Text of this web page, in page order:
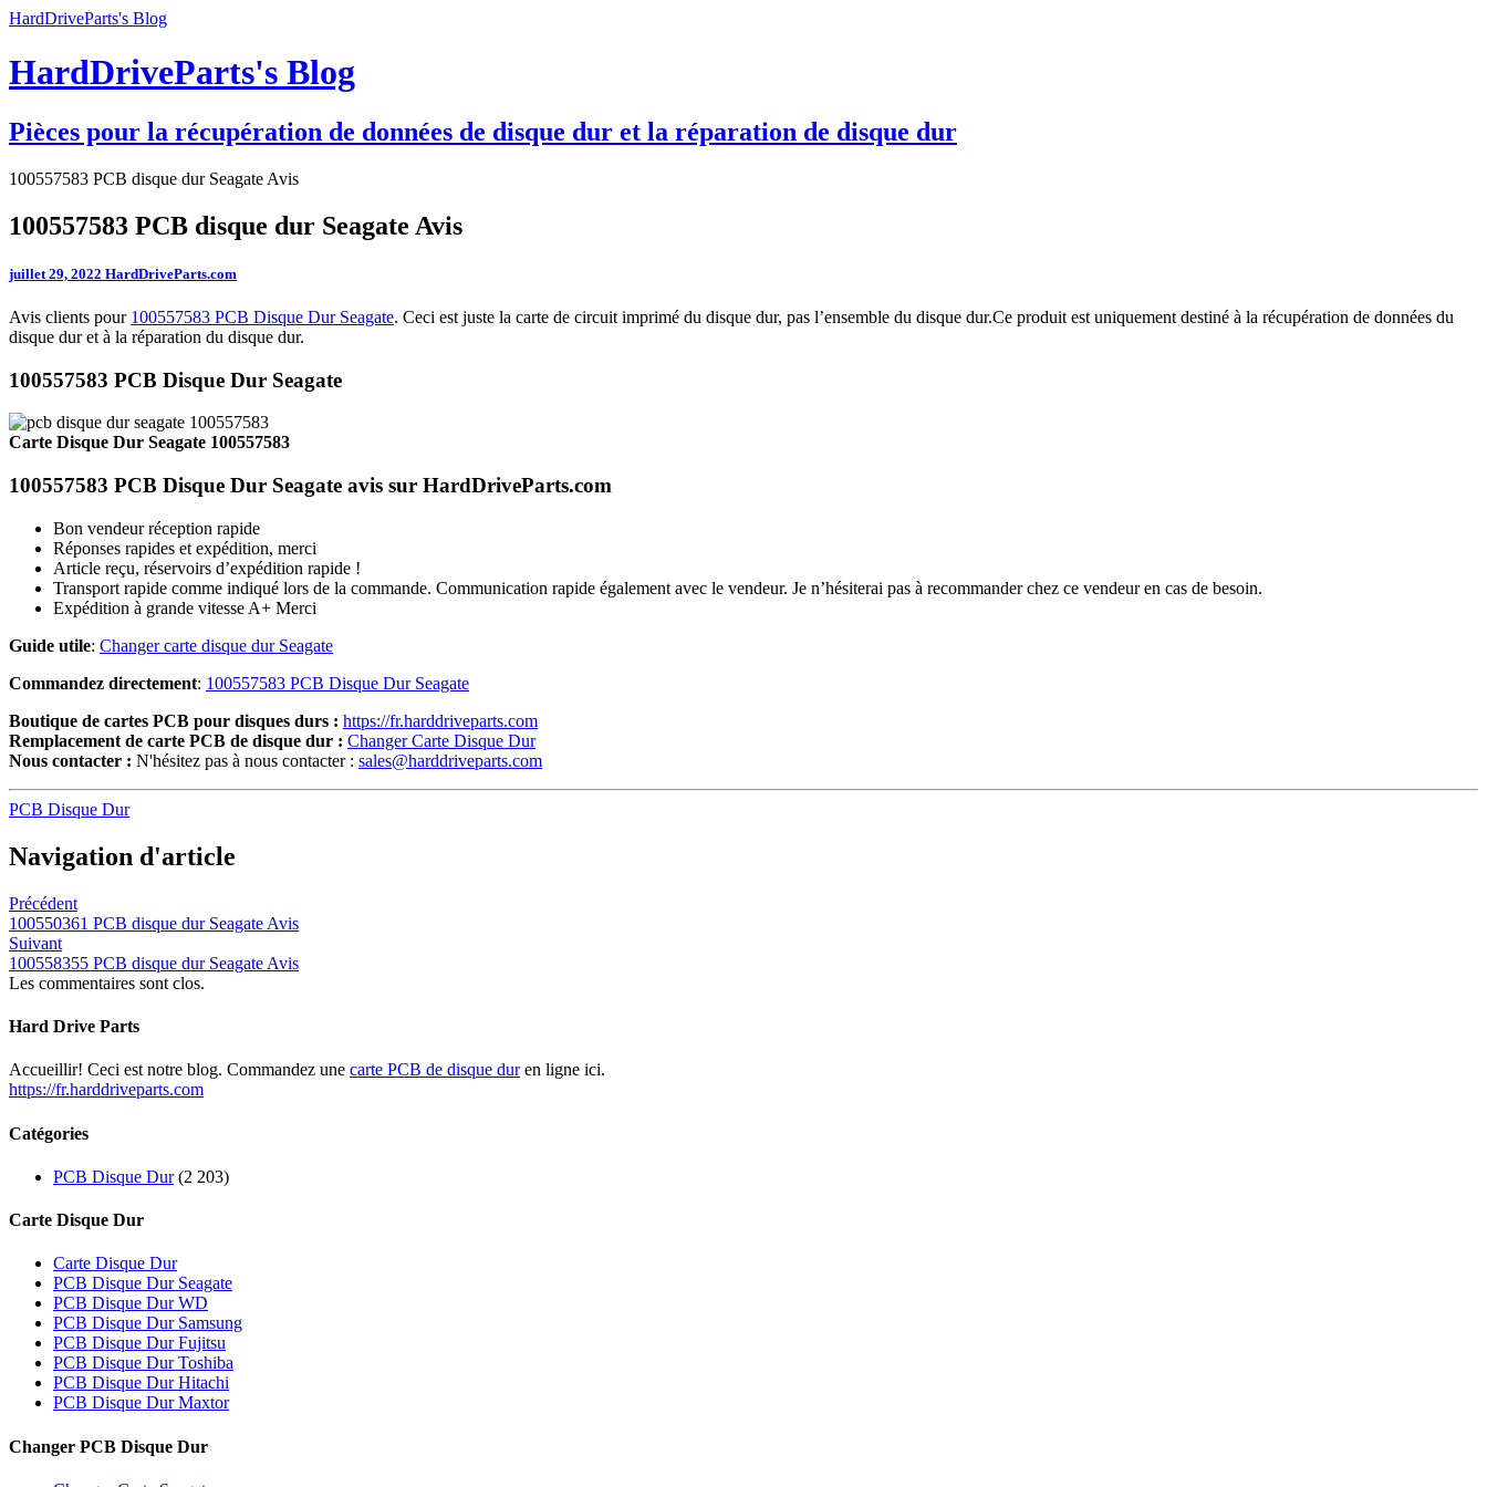
HardDriveParts's Blog
HardDriveParts's Blog
Pièces pour la récupération de données de disque dur et la réparation de disque dur
100557583 PCB disque dur Seagate Avis
100557583 PCB disque dur Seagate Avis
juillet 29, 2022 HardDriveParts.com
Avis clients pour 100557583 PCB Disque Dur Seagate. Ceci est juste la carte de circuit imprimé du disque dur, pas l’ensemble du disque dur.Ce produit est uniquement destiné à la récupération de données du
disque dur et à la réparation du disque dur.
100557583 PCB Disque Dur Seagate
Carte Disque Dur Seagate 100557583
100557583 PCB Disque Dur Seagate avis sur HardDriveParts.com
Bon vendeur réception rapide
Réponses rapides et expédition, merci
Article reçu, réservoirs d’expédition rapide !
Transport rapide comme indiqué lors de la commande. Communication rapide également avec le vendeur. Je n’hésiterai pas à recommander chez ce vendeur en cas de besoin.
Expédition à grande vitesse A+ Merci
Guide utile: Changer carte disque dur Seagate
Commandez directement: 100557583 PCB Disque Dur Seagate
Boutique de cartes PCB pour disques durs : https://fr.harddriveparts.com
Remplacement de carte PCB de disque dur : Changer Carte Disque Dur
Nous contacter : N'hésitez pas à nous contacter : sales@harddriveparts.com
PCB Disque Dur
Navigation d'article
Précédent
100550361 PCB disque dur Seagate Avis
Suivant
100558355 PCB disque dur Seagate Avis
Les commentaires sont clos.
Hard Drive Parts
Accueillir! Ceci est notre blog. Commandez une carte PCB de disque duren ligne ici.
https://fr.harddriveparts.com
Catégories
PCB Disque Dur(2 203)
Carte Disque Dur
Carte Disque Dur
PCB Disque Dur Seagate
PCB Disque Dur WD
PCB Disque Dur Samsung
PCB Disque Dur Fujitsu
PCB Disque Dur Toshiba
PCB Disque Dur Hitachi
PCB Disque Dur Maxtor
Changer PCB Disque Dur